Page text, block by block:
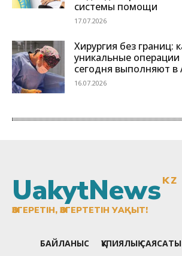
UakytNewsKZ
ӨЗГЕРЕТІН, ӨЗГЕРТЕТІН УАҚЫТ!
БАЙЛАНЫС ҚҰПИЯЛЫҚ САЯСАТЫ